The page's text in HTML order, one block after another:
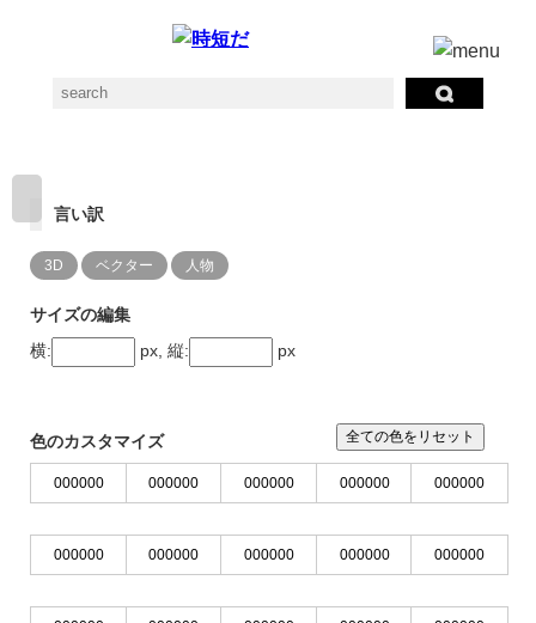
言い訳
3D ベクター 人物
サイズの編集
横:
px, 縦: px
色のカスタマイズ 全ての色をリセット